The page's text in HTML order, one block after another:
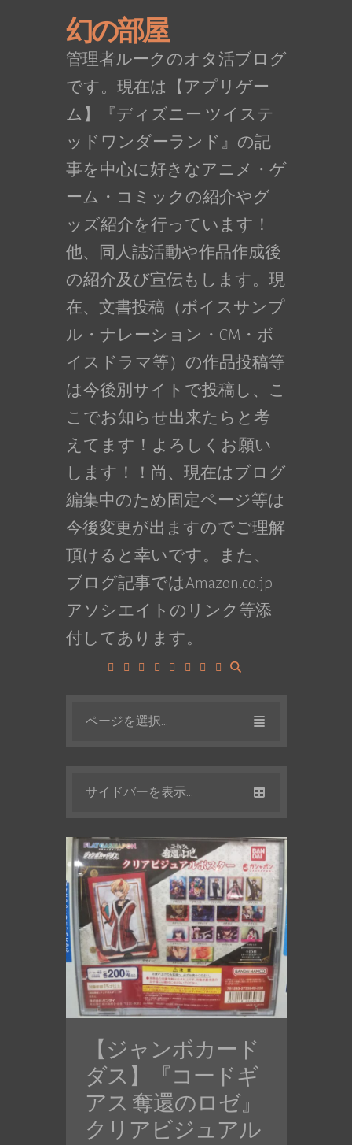
幻の部屋
管理者ルークのオタ活ブログ
です。現在は【アプリゲー
ム】『ディズニー ツイステ
ッドワンダーランド』の記
事を中心に好きなアニメ・ゲ
ーム・コミックの紹介やグ
ッズ紹介を行っています！
他、同人誌活動や作品作成後
の紹介及び宣伝もします。現
在、文書投稿（ボイスサンプ
ル・ナレーション・CM・ボ
イスドラマ等）の作品投稿等
は今後別サイトで投稿し、こ
こでお知らせ出来たらと考
えてます！よろしくお願い
します！！尚、現在はブログ
編集中のため固定ページ等は
今後変更が出ますのでご理解
頂けると幸いです。また、
ブログ記事ではAmazon.co.jp
アソシエイトのリンク等添
付してあります。
ページを選択...
サイドバーを表示...
【ジャンボカード
ダス】『コードギ
アス 奪還のロゼ』
クリアビジュアル